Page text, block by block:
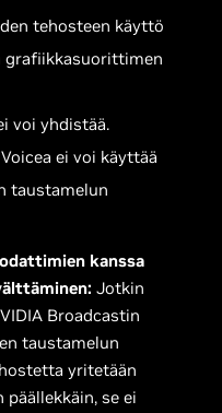
tehosteen käyttö
grafiikkasuorittimen
voi yhdistää.
ei voi käyttää
taustamelun
kanssa
Jotkin
Broadcastin
taustamelun
yritetään
se ei